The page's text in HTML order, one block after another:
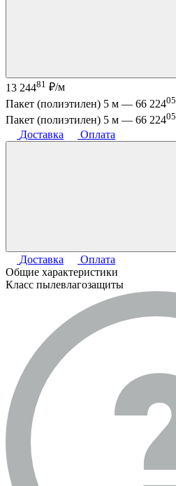
13 24481 ₽/м
Пакет (полиэтилен) 5 м — 66 22405
Пакет (полиэтилен) 5 м — 66 22405
Доставка
Оплата
Доставка
Оплата
Общие характеристики
Класс пылевлагозащиты